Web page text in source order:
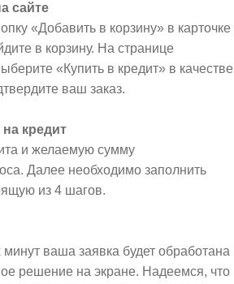
сайте
«Добавить в корзину» в карточке
в корзину. На странице
«Купить в кредит» в качестве
ваш заказ.
на кредит
и желаемую сумму
Далее необходимо заполнить
из 4 шагов.
минут ваша заявка будет обработана
решение на экране. Надеемся, что